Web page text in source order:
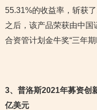
55.31%的收益率，斩获
之后，该产品荣获由中
合资管计划金牛奖“三年
3、普洛斯2021年募资创
亿美元